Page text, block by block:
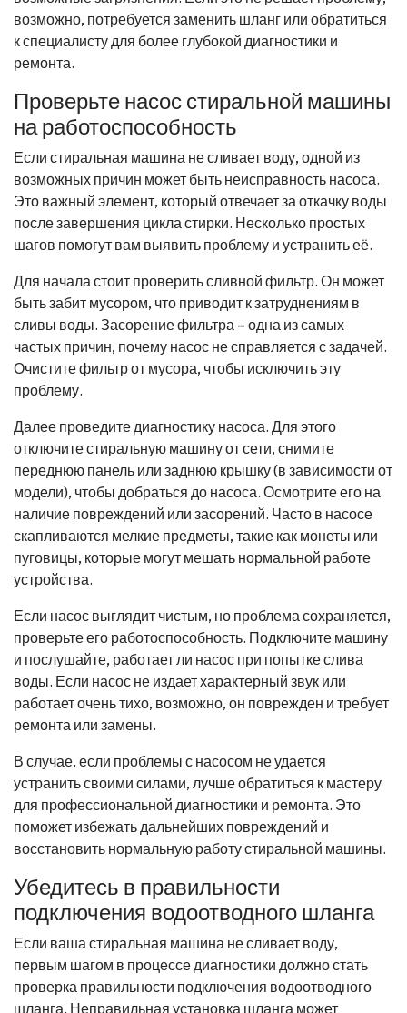
возможно, потребуется заменить шланг или обратиться
к специалисту для более глубокой диагностики и
ремонта.
Проверьте насос стиральной машины
на работоспособность
Если стиральная машина не сливает воду, одной из
возможных причин может быть неисправность насоса.
Это важный элемент, который отвечает за откачку воды
после завершения цикла стирки. Несколько простых
шагов помогут вам выявить проблему и устранить её.
Для начала стоит проверить сливной фильтр. Он может
быть забит мусором, что приводит к затруднениям в
сливы воды. Засорение фильтра – одна из самых
частых причин, почему насос не справляется с задачей.
Очистите фильтр от мусора, чтобы исключить эту
проблему.
Далее проведите диагностику насоса. Для этого
отключите стиральную машину от сети, снимите
переднюю панель или заднюю крышку (в зависимости от
модели), чтобы добраться до насоса. Осмотрите его на
наличие повреждений или засорений. Часто в насосе
скапливаются мелкие предметы, такие как монеты или
пуговицы, которые могут мешать нормальной работе
устройства.
Если насос выглядит чистым, но проблема сохраняется,
проверьте его работоспособность. Подключите машину
и послушайте, работает ли насос при попытке слива
воды. Если насос не издает характерный звук или
работает очень тихо, возможно, он поврежден и требует
ремонта или замены.
В случае, если проблемы с насосом не удается
устранить своими силами, лучше обратиться к мастеру
для профессиональной диагностики и ремонта. Это
поможет избежать дальнейших повреждений и
восстановить нормальную работу стиральной машины.
Убедитесь в правильности
подключения водоотводного шланга
Если ваша стиральная машина не сливает воду,
первым шагом в процессе диагностики должно стать
проверка правильности подключения водоотводного
шланга. Неправильная установка шланга может